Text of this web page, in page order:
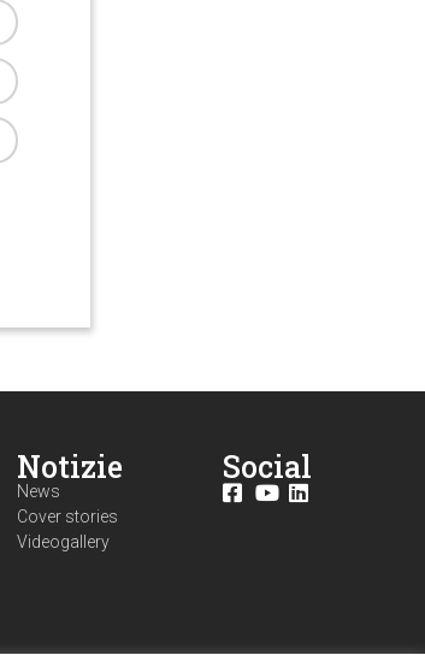
Notizie
News
Cover stories
Videogallery
Social